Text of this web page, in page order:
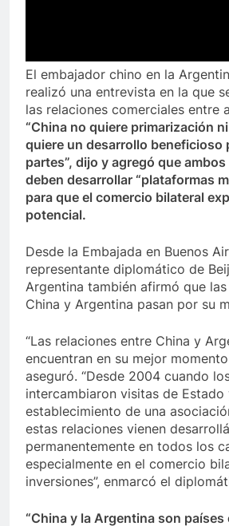
El embajador chino en la
realizó una entrevista en la que
las relaciones comerciales entre
“China no quiere primarización
quiere un desarrollo beneficioso
partes”, dijo y agregó que
deben desarrollar “plataformas
para que el comercio bilateral
potencial.
Desde la Embajada en Buenos
representante diplomático de
Argentina también afirmó que
China y Argentina pasan por su
“Las relaciones entre China y
encuentran en su mejor
aseguró. “Desde 2004 cuando
intercambiaron visitas de Estado
establecimiento de una
estas relaciones vienen
permanentemente en todos los
especialmente en el comercio
inversiones”, enmarcó el
“China y la Argentina son países